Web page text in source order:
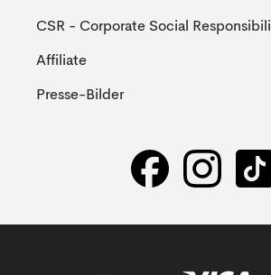
CSR - Corporate Social
Affiliate
Presse-Bilder